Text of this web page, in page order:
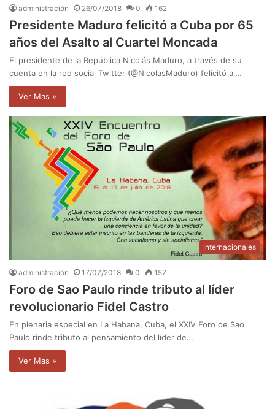
administración 26/07/2018 0 162
Presidente Maduro felicitó a Cuba por 65
años del Asalto al Cuartel Moncada
El presidente de la República Nicolás Maduro, a través de su
cuenta en la red social Twitter (@NicolasMaduro) felicitó al…
Ver Mas »
Internacionales
administración 17/07/2018 0 157
Foro de Sao Paulo rinde tributo al líder
revolucionario Fidel Castro
En plenaria especial en La Habana, Cuba, el XXIV Foro de Sao
Paulo rinde tributo al pensamiento del líder de…
Ver Mas »